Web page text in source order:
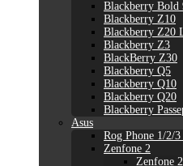
Blackberry Bold
Blackberry Z10
Blackberry Z20
Blackberry Z3
BlackBerry Z30
Blackberry Q5
Blackberry Q10
Blackberry Q20
Blackberry
Asus
Rog Phone 1/2/3
Zenfone 2
Zenfone 2